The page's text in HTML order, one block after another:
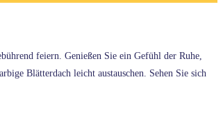
feiern. Genießen Sie ein Gefühl der Ruhe,
Blätterdach leicht austauschen. Sehen Sie sich